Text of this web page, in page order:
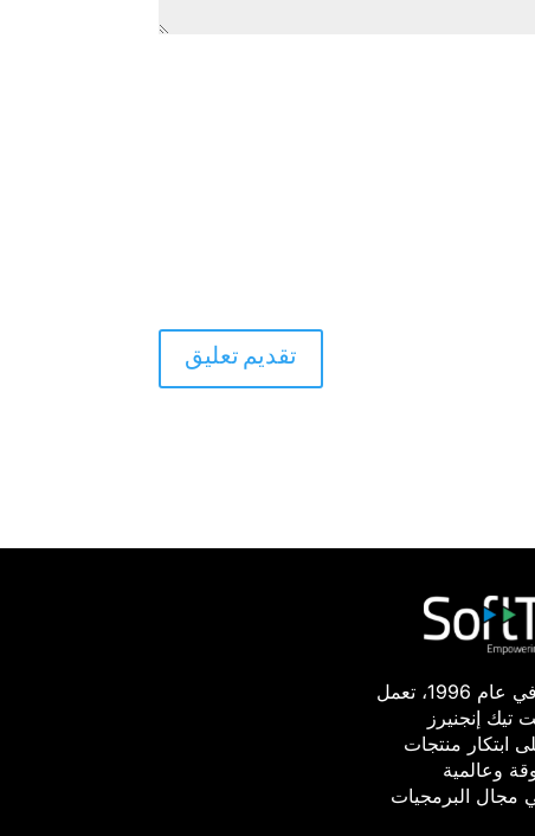
منذ إنشائنا في عام 1996، تعمل
إنجنيرز
ابتكار منتجات
وعالمية
مجال البرمجيات